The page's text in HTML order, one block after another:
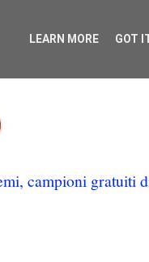
campioni gratuiti
LEARN MORE GOT